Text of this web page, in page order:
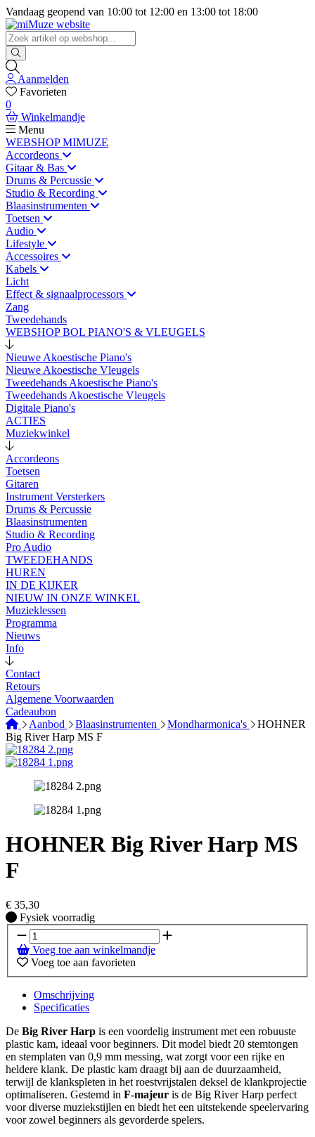
Vandaag geopend van 10:00 tot 12:00 en 13:00 tot 18:00
Aanmelden
Favorieten
0
Winkelmandje
Menu
WEBSHOP MIMUZE
Accordeons
Gitaar & Bas
Drums & Percussie
Studio & Recording
Blaasinstrumenten
Toetsen
Audio
Lifestyle
Accessoires
Kabels
Licht
Effect & signaalprocessors
Zang
Tweedehands
WEBSHOP BOL PIANO'S & VLEUGELS
Nieuwe Akoestische Piano's
Nieuwe Akoestische Vleugels
Tweedehands Akoestische Piano's
Tweedehands Akoestische Vleugels
Digitale Piano's
ACTIES
Muziekwinkel
Accordeons
Toetsen
Gitaren
Instrument Versterkers
Drums & Percussie
Blaasinstrumenten
Studio & Recording
Pro Audio
TWEEDEHANDS
HUREN
IN DE KIJKER
NIEUW IN ONZE WINKEL
Muzieklessen
Programma
Nieuws
Info
Contact
Retours
Algemene Voorwaarden
Cadeaubon
Aanbod
Blaasinstrumenten Mondharmonica's
HOHNER
Big River Harp MS F
HOHNER Big River Harp MS
F
€ 35,30
Fysiek voorradig
Fysiek voorradig
Voeg toe aan winkelmandje
Voeg toe aan favorieten
Omschrijving
Specificaties
De Big River Harp is een voordelig instrument met een robuuste
plastic kam, ideaal voor beginners. Dit model biedt 20 stemtongen
en stemplaten van 0,9 mm messing, wat zorgt voor een rijke en
heldere klank. De plastic kam draagt bij aan de duurzaamheid,
terwijl de klankspleten in het roestvrijstalen deksel de klankprojectie
optimaliseren. Gestemd in F-majeur is de Big River Harp perfect
voor diverse muziekstijlen en biedt het een uitstekende speelervaring
voor zowel beginners als gevorderde spelers.